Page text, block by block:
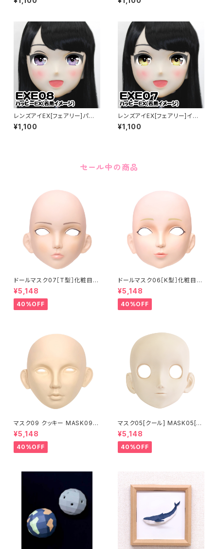
レンズアイEX[フェアリー]パー
プル Lens Eye EX[FAIRY]pur
ple
¥1,100
レンズアイEX[フェアリー]イエ
ロー Lens Eye EX[FAIRY]yel
low
¥1,100
セール中の商品
ドールマスク07［T型］化粧目穴
処理済 MASK07 [DOLL T] O
pening eye hole and make
up
¥5,148
40%OFF
ドールマスク06［K型］化粧目穴
処理 MASK06 [DOLL K] Op
ening eye hole and make
up
¥5,148
40%OFF
マスク09 クッキー MASK09
“COOKIE”
¥5,148
40%OFF
マスク05[クール] MASK05[C
OOL]
¥5,148
40%OFF